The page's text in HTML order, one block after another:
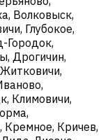
Волковыск,
Глубокое,
Городок,
Дрогичин,
Климовичи,
Кремное, Кричев,